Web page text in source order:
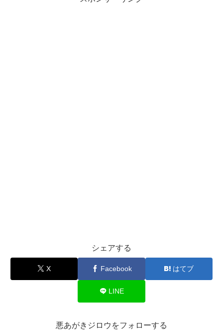
シェアする
X Facebook はてブ
LINE
悪あがきジロウをフォローする